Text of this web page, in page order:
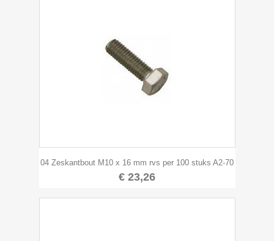
04 Zeskantbout M10 x 16 mm rvs per 100 stuks A2-70
€ 23,26